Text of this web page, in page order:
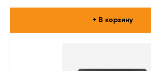
+ В корзину